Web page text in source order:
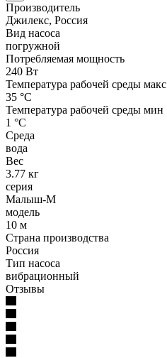
Производитель
Джилекс, Россия
Вид насоса
погружной
Потребляемая мощность
240 Вт
Температура рабочей среды макс
35 °С
Температура рабочей среды мин
1 °С
Среда
вода
Вес
3.77 кг
серия
Малыш-М
модель
10 м
Страна производства
Россия
Тип насоса
вибрационный
Отзывы